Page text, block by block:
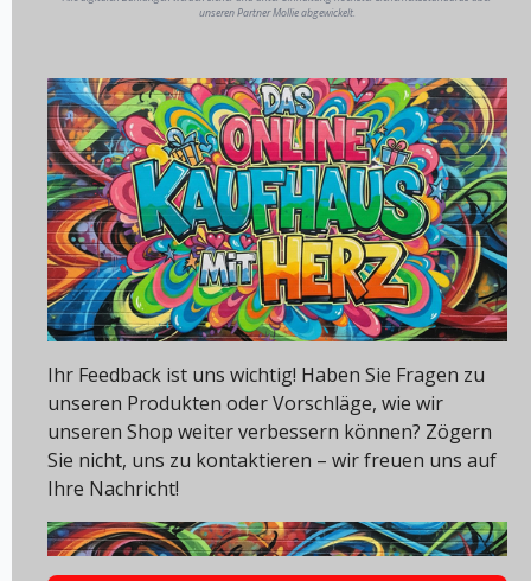
unseren Partner Mollie abgewickelt.
Ihr Feedback ist uns wichtig! Haben Sie Fragen zu
unseren Produkten oder Vorschläge, wie wir
unseren Shop weiter verbessern können? Zögern
Sie nicht, uns zu kontaktieren – wir freuen uns auf
Ihre Nachricht!